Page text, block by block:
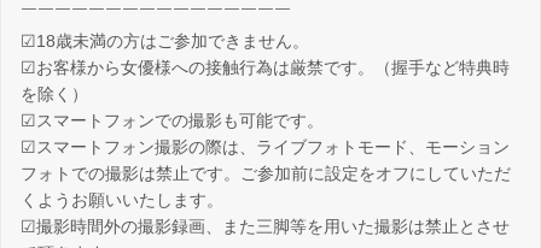
￣￣￣￣￣￣￣￣￣￣￣￣￣￣￣￣
☑18歳未満の方はご参加できません。
☑お客様から女優様への接触行為は厳禁です。（握手など特典時
を除く）
☑スマートフォンでの撮影も可能です。
☑スマートフォン撮影の際は、ライブフォトモード、モーション
フォトでの撮影は禁止です。ご参加前に設定をオフにしていただ
くようお願いいたします。
☑撮影時間外の撮影録画、また三脚等を用いた撮影は禁止とさせ